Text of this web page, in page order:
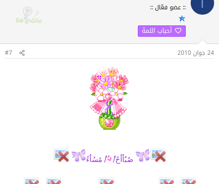
:: عضو فعّال ::
أحباب اللمة
24 جوان 2010 #7
صٌبٌاُاُحً/ٌ ُ/ُ مًسُاٌءً